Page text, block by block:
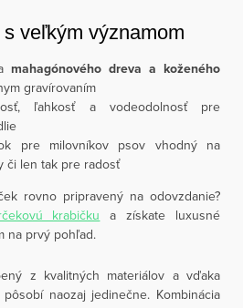
veľkým významom
mahagónového dreva a koženého
gravírovaním
ľahkosť a vodeodolnosť pre
pre milovníkov psov vhodný na
či len tak pre radosť
rovno pripravený na odovzdanie?
krabičku a získate luxusné
na prvý pohľad.
z kvalitných materiálov a vďaka
naozaj jedinečne. Kombinácia